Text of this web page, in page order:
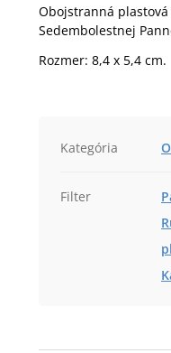
Obojstranná
Sedembolestnej
Rozmer: 8,4 x 5,4 cm.
Kategória
Filter